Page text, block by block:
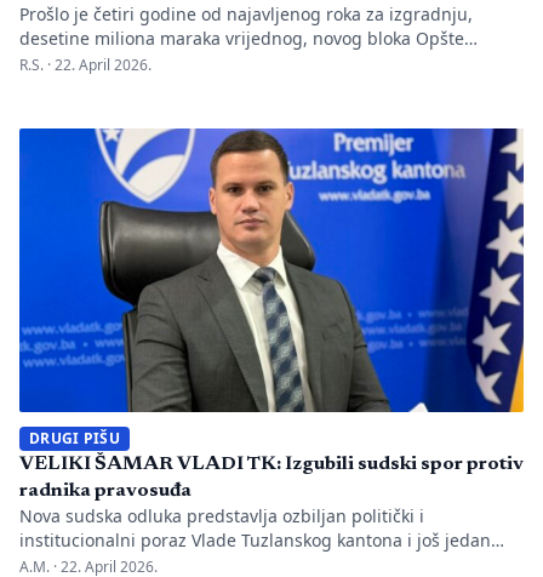
Prošlo je četiri godine od najavljenog roka za izgradnju,
desetine miliona maraka vrijednog, novog bloka Opšte
bolnice u Zvorniku a radovi još nisu završeni, niti je objekat
činjenice da niko ne preuzima odgovornost. Gradonačelnik
Zvornika Bojan […]
R.S. ·22. April 2026.
DRUGI PIŠU
VELIKI ŠAMAR VLADI TK: Izgubili sudski spor protiv
radnika pravosuđa
Nova sudska odluka predstavlja ozbiljan politički i
institucionalni poraz Vlade Tuzlanskog kantona i još jedan
dokaz pogubnog odnosa vlasti Irfana Halilagića prema
A.M. ·22. April 2026.